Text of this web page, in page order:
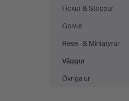
Lund
Fickur & Stoppur
Golvur
Rese- & Miniatyrur
Väggur
Övriga ur